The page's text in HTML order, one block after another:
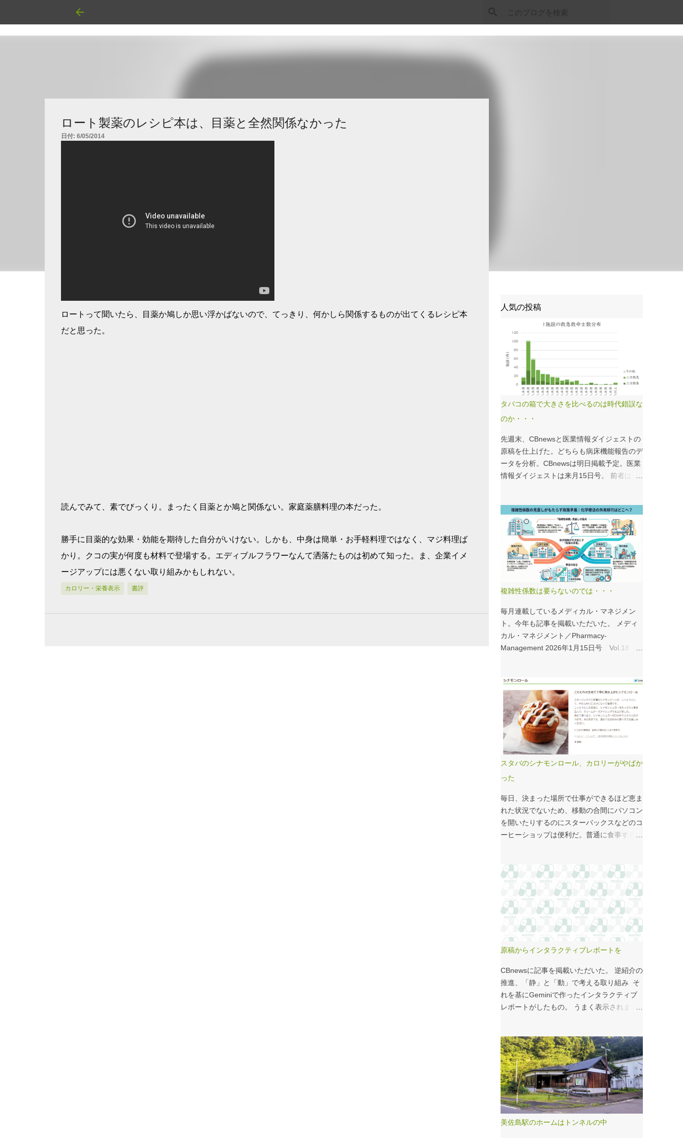
ロート製薬のレシピ本は、目薬と全然関係なかった
日付: 6/05/2014
ロートって聞いたら、目薬か鳩しか思い浮かばないので、てっきり、何かしら関係するものが出てくるレシピ本
だと思った。
読んでみて、素でびっくり。まったく目薬とか鳩と関係ない。家庭薬膳料理の本だった。
勝手に目薬的な効果・効能を期待した自分がいけない。しかも、中身は簡単・お手軽料理ではなく、マジ料理ば
かり。クコの実が何度も材料で登場する。エディブルフラワーなんて洒落たものは初めて知った。ま、企業イメ
ージアップには悪くない取り組みかもしれない。
カロリー・栄養表示 書評
人気の投稿
タバコの箱で大きさを比べるのは時代錯誤な
のか・・・
先週末、CBnewsと医業情報ダイジェストの
原稿を仕上げた。どちらも病床機能報告のデ
ータを分析。CBnewsは明日掲載予定。医業
情報ダイジェストは来月15日号。 前者は建
さんも病床機能報告をチェックすることをお
すすめしたい。 具体的にどうみたらいい
の？ なぜおすすめなの？という疑問には、
医業情報ダイジェストの記事をお読みくださ
い！なのだが、分析結果の一例は下のグラ
フ。 病床機能報告（2023年度報告）を基に
勤換算）の合計。人数が0人の施設は集計に
含まない この施設は何人いるんだろう？、
あの施設は何人だろう？と見てみるだけでも
十分興味深いが、上のグラフのような情報が
頭に入っていると、比較整理しやすいと思
国府の国司館（こくしのたち）を復元したも
のだ。写真だけでは、大きさが分かりづらい
はずだ。 今月訪れた武蔵国府跡 実際には10
分の1サイズの模型なので、それほど大きく
ない。人が一緒に写っている新聞記事（
（まちの記憶）武蔵国府跡 東京都府中市：
朝日新聞デジタル ）を見れば、大きさがわ
かりやすい。 救急救命士も同じで、うちは2
人いる、3人いるといったところで、それが
見ても情報は十分でないかもしれない。しか
し、ヒストグラムなどをあわせて見れば、相
対的なポジションが分かりやすい。朝日新聞
でタバコの箱を横に並べるのって、最近見か
けないなぁ・・・。このご時世、タバコは
NGなのか？？
複雑性係数は要らないのでは・・・
毎月連載しているメディカル・マネジメン
ト。今年も記事を掲載いただいた。 メディ
カル・マネジメント／Pharmacy-
Management 2026年1月15日号 Vol.18
価係数IIの現行の複雑性係数は「複雑さ」を
評価していない -「入院初期までの包括範囲
出来高点数」が高いのは化学療法 複雑性係
数は微妙だ・・・と言い続けて10数年、よ
うやく見直されるようだ。ただ、その見直し
内容も微妙では？？？というのが記事の主
頃、各方面から「話が長い」と言われている
ので、自分が話すよりAIが話した方がよいと
言われるのは時間の問題だろう。
スタバのシナモンロール、カロリーがやばか
った
毎日、決まった場所で仕事ができるほど恵ま
れた状況でないため、移動の合間にパソコン
を開いたりするのにスターバックスなどのコ
ーヒーショップは便利だ。普通に食事する時
ら、コーヒーを飲むこともある。 このシナ
モンロール。とても甘くてコーヒーにはぴっ
たりなのだが、いつもカロリーが気になって
いた。お腹の肉がだいぶたるんできたのは、
こいつのせいもあるのではないかと。 シナ
モンロール 556kcal 出所：
en-food.pdf 調べてビビった。これはまず
い。下手な食事以上のカロリーだ。 この
556kcalがどのくらいヤバイのか、スターバ
ックス以上に良く行くマクドナルドで考えて
みる。（ちなみにマクドナルドは食事目的で
じもの（530kcal～580kcal）を次のマクドナ
ルド商品から２つ選んでください ハンバー
ガー ビッグマック ダブルクォーターパウン
ダー・チーズ フィレオフィッシュ てりやき
マックバーガー マックフライポテト（S) マ
ックフライポテト（M) マックフライポテト
（L) 正解は続きで。
原稿からインタラクティブレポートを
CBnewsに記事を掲載いただいた。 逆紹介の
推進、「静」と「動」で考える取り組み そ
れを基にGeminiで作ったインタラクティブ
レポートがしたもの。 うまく表示されます
読みください！というどうしようもない結論
に。 逆紹介の推進：インタラクティブレポ
ート 逆紹介の推進レポート 課題 取り組みの
比較 患者の視点 解決策 なぜ「逆紹介」が重
要なのか？ 医師の働き方改革が進む中、大
病院の外来負担軽減は喫緊の課題です。その
美佐島駅のホームはトンネルの中